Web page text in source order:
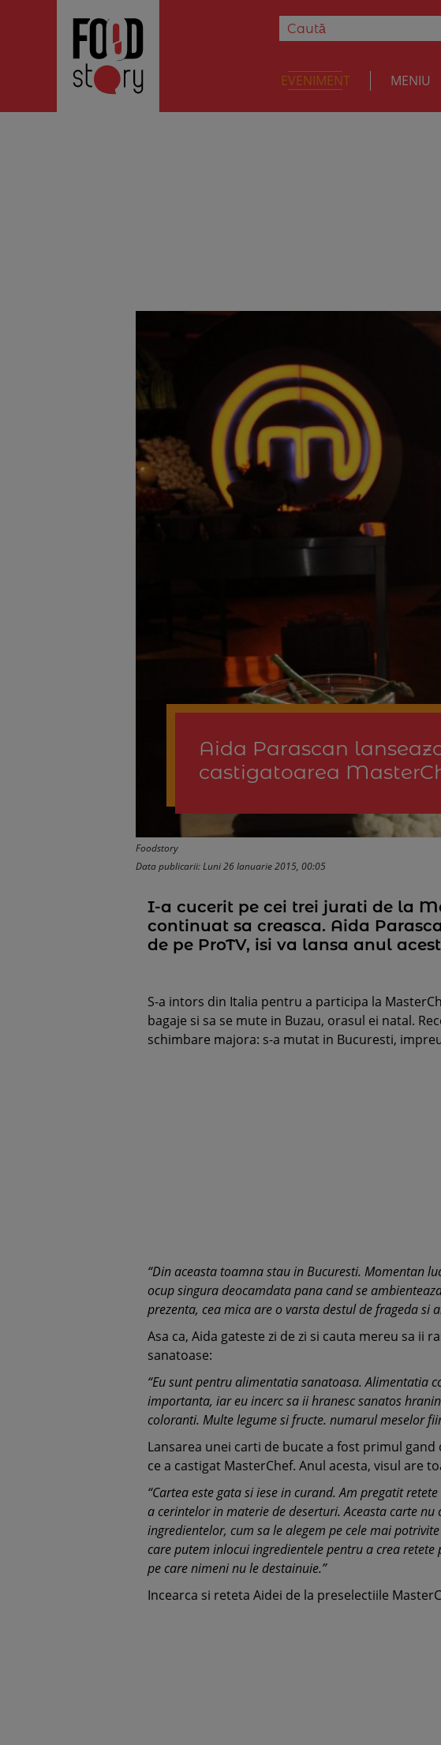
EVENIMENT MENIU
Aida Parascan
castigatoarea
Foodstory
Data publicarii: Luni 26 Ianuarie 2015, 00:05
I-a cucerit pe cei trei jurati de la
continuat sa creasca. Aida
de pe ProTV, isi va lansa anul
S-a intors din Italia pentru a participa la
bagaje si sa se mute in Buzau, orasul ei natal.
schimbare majora: s-a mutat in Bucuresti,
“Din aceasta toamna stau in Bucuresti. Momentan
ocup singura deocamdata pana cand se
prezenta, cea mica are o varsta destul de frageda si
Asa ca, Aida gateste zi de zi si cauta mereu sa ii
sanatoase:
“Eu sunt pentru alimentatia sanatoasa. Alimentatia
importanta, iar eu incerc sa ii hranesc sanatos
coloranti. Multe legume si fructe. numarul meselor
Lansarea unei carti de bucate a fost primul
ce a castigat MasterChef. Anul acesta, visul are
“Cartea este gata si iese in curand. Am pregatit
a cerintelor in materie de deserturi. Aceasta carte
ingredientelor, cum sa le alegem pe cele mai
care putem inlocui ingredientele pentru a crea
pe care nimeni nu le destainuie.”
Incearca si reteta Aidei de la preselectiile